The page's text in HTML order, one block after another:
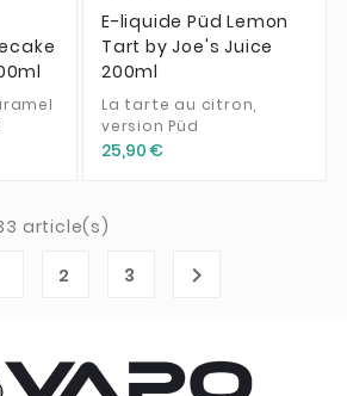
E-liquide Püd Lemon
Tart by Joe's Juice
200ml
La tarte au citron,
version Püd
25,90 €
article(s)
2 3 